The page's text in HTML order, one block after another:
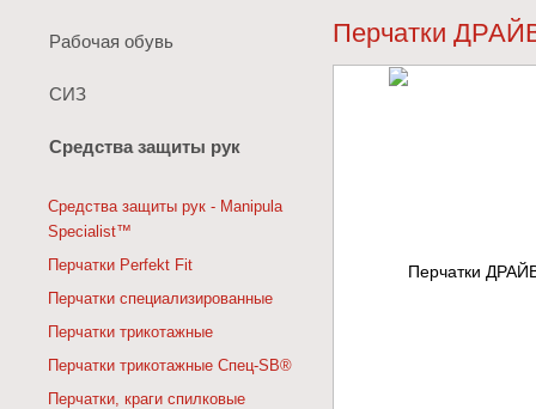
Рабочая обувь
СИЗ
Средства защиты рук
Средства защиты рук - Manipula
Specialist™
Перчатки Perfekt Fit
Перчатки специализированные
Перчатки трикотажные
Перчатки трикотажные Спец-SB®
Перчатки, краги спилковые
Перчатки